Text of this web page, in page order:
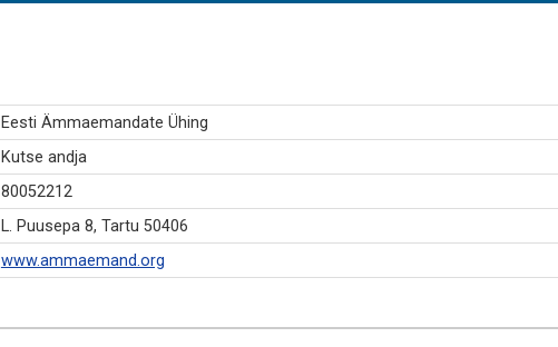
Eesti Ämmaemandate Ühing
Kutse andja
80052212
L. Puusepa 8, Tartu 50406
www.ammaemand.org